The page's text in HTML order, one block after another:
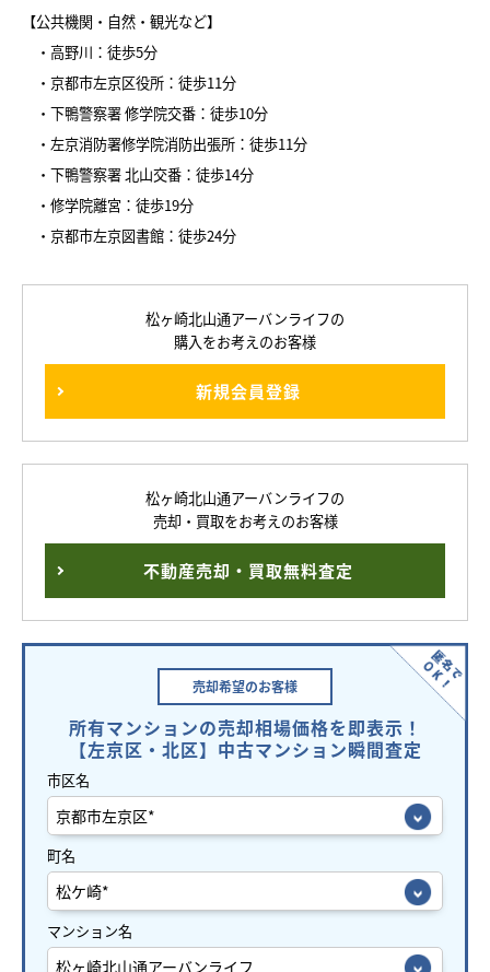
【公共機関・自然・観光など】
・高野川：徒歩5分
・京都市左京区役所：徒歩11分
・下鴨警察署 修学院交番：徒歩10分
・左京消防署修学院消防出張所：徒歩11分
・下鴨警察署 北山交番：徒歩14分
・修学院離宮：徒歩19分
・京都市左京図書館：徒歩24分
松ヶ崎北山通アーバンライフの
購入をお考えのお客様
新規会員登録
松ヶ崎北山通アーバンライフの
売却・買取をお考えのお客様
不動産売却・買取無料査定
売却希望のお客様
所有マンションの売却相場価格を即表示！
【左京区・北区】中古マンション瞬間査定
市区名
町名
マンション名